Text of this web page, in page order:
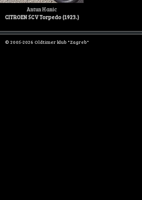
Antun Hanic
CITROEN 5CV Torpedo (1923.)
© 2005-2026 Oldtimer klub "Zagreb"